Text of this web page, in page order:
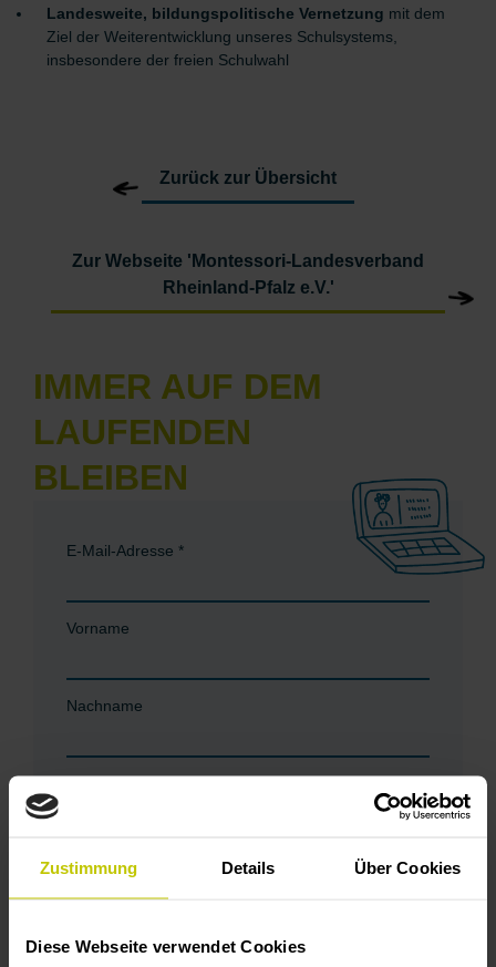
Zustimmung Details Über Cookies
Diese Webseite verwendet Cookies
Landesweite, bildungspolitische Vernetzung mit dem
Ziel der Weiterentwicklung unseres Schulsystems,
insbesondere der freien Schulwahl
Zurück zur Übersicht
Zur Webseite 'Montessori-Landesverband
Rheinland-Pfalz e.V.'
IMMER AUF DEM
LAUFENDEN
BLEIBEN
E-Mail-Adresse *
Vorname
Nachname